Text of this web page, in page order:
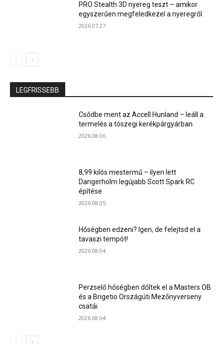
PRO Stealth 3D nyereg teszt – amikor
egyszerűen megfeledkezel a nyeregről
2026.07.27.
LEGFRISSEBB
Csődbe ment az Accell Hunland – leáll a
termelés a tószegi kerékpárgyárban
2026.08.06.
8,99 kilós mestermű – ilyen lett
Dangerholm legújabb Scott Spark RC
építése
2026.08.05.
Hőségben edzeni? Igen, de felejtsd el a
tavaszi tempót!
2026.08.04.
Perzselő hőségben dőltek el a Masters OB
és a Brigetio Országúti Mezőnyverseny
csatái
2026.08.04.